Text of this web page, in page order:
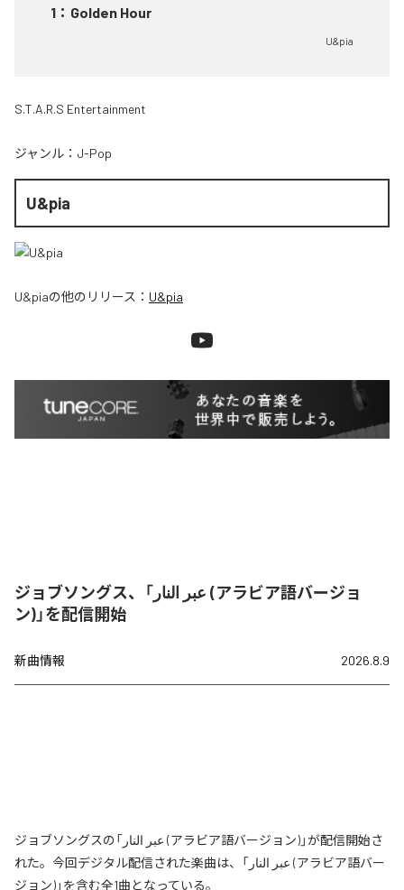
1 ： Golden Hour
U&pia
S.T.A.R.S Entertainment
ジャンル： J-Pop
U&pia
U&piaの他のリリース： U&pia
ジョブソングス、「عبر النار (アラビア語バージョ
ン)」を配信開始
新曲情報 2026.8.9
ジョブソングスの「عبر النار (アラビア語バージョン)」が配信開始さ
れた。今回デジタル配信された楽曲は、「عبر النار (アラビア語バー
ジョン)」を含む全1曲となっている。